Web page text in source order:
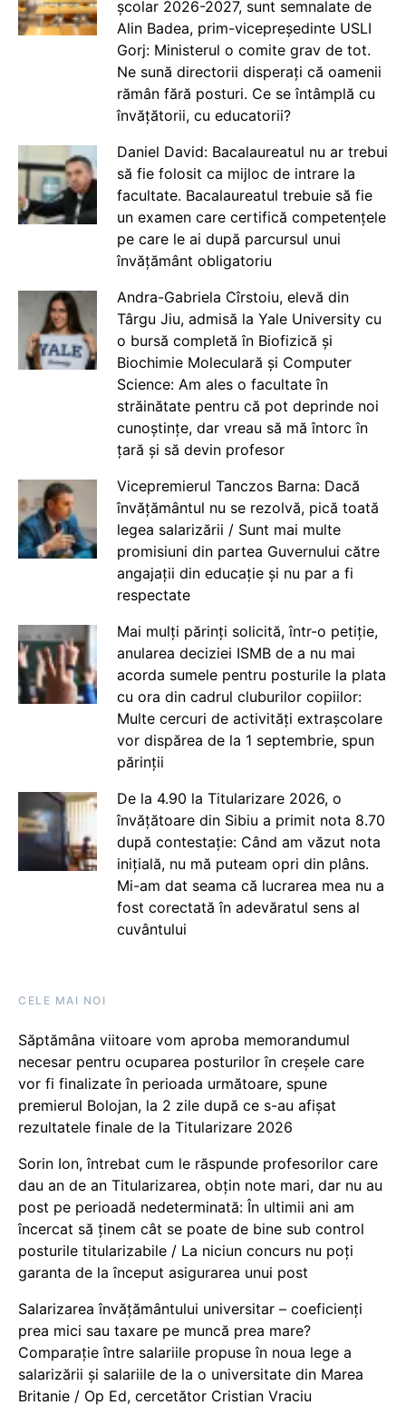
școlar 2026-2027, sunt semnalate de
Alin Badea, prim-vicepreședinte USLI
Gorj: Ministerul o comite grav de tot.
Ne sună directorii disperați că oamenii
rămân fără posturi. Ce se întâmplă cu
învățătorii, cu educatorii?
Daniel David: Bacalaureatul nu ar trebui
să fie folosit ca mijloc de intrare la
facultate. Bacalaureatul trebuie să fie
un examen care certifică competențele
pe care le ai după parcursul unui
învățământ obligatoriu
Andra-Gabriela Cîrstoiu, elevă din
Târgu Jiu, admisă la Yale University cu
o bursă completă în Biofizică și
Biochimie Moleculară și Computer
Science: Am ales o facultate în
străinătate pentru că pot deprinde noi
cunoștințe, dar vreau să mă întorc în
țară și să devin profesor
Vicepremierul Tanczos Barna: Dacă
învățământul nu se rezolvă, pică toată
legea salarizării / Sunt mai multe
promisiuni din partea Guvernului către
angajații din educație și nu par a fi
respectate
Mai mulți părinți solicită, într-o petiție,
anularea deciziei ISMB de a nu mai
acorda sumele pentru posturile la plata
cu ora din cadrul cluburilor copiilor:
Multe cercuri de activități extrașcolare
vor dispărea de la 1 septembrie, spun
părinții
De la 4.90 la Titularizare 2026, o
învățătoare din Sibiu a primit nota 8.70
după contestație: Când am văzut nota
inițială, nu mă puteam opri din plâns.
Mi-am dat seama că lucrarea mea nu a
fost corectată în adevăratul sens al
cuvântului
CELE MAI NOI
Săptămâna viitoare vom aproba memorandumul
necesar pentru ocuparea posturilor în creșele care
vor fi finalizate în perioada următoare, spune
premierul Bolojan, la 2 zile după ce s-au afișat
rezultatele finale de la Titularizare 2026
Sorin Ion, întrebat cum le răspunde profesorilor care
dau an de an Titularizarea, obțin note mari, dar nu au
post pe perioadă nedeterminată: În ultimii ani am
încercat să ținem cât se poate de bine sub control
posturile titularizabile / La niciun concurs nu poți
garanta de la început asigurarea unui post
Salarizarea învățământului universitar – coeficienți
prea mici sau taxare pe muncă prea mare?
Comparație între salariile propuse în noua lege a
salarizării și salariile de la o universitate din Marea
Britanie / Op Ed, cercetător Cristian Vraciu